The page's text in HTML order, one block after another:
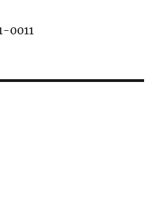
0011